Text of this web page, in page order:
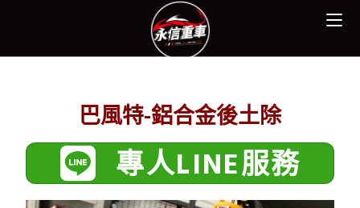
巴風特-鋁合金後土除
專人LINE服務